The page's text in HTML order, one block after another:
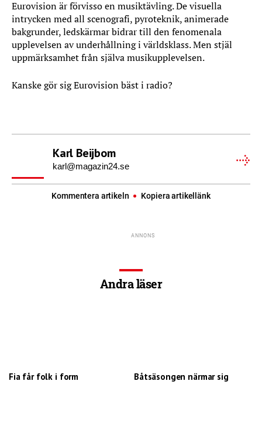
Eurovision är förvisso en musiktävling. De visuella
intrycken med all scenografi, pyroteknik, animerade
bakgrunder, ledskärmar bidrar till den fenomenala
upplevelsen av underhållning i världsklass. Men stjäl
uppmärksamhet från själva musikupplevelsen.
Kanske gör sig Eurovision bäst i radio?
Karl Beijbom
karl@magazin24.se
Kommentera artikeln Kopiera artikellänk
Andra läser
Fia får folk i form Båtsäsongen närmar sig